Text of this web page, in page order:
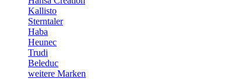
Kallisto
Sterntaler
Haba
Heunec
Trudi
Beleduc
weitere Marken